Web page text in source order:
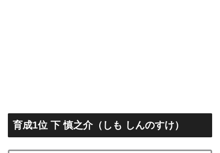
育成1位 下 慎之介（しも しんのすけ）